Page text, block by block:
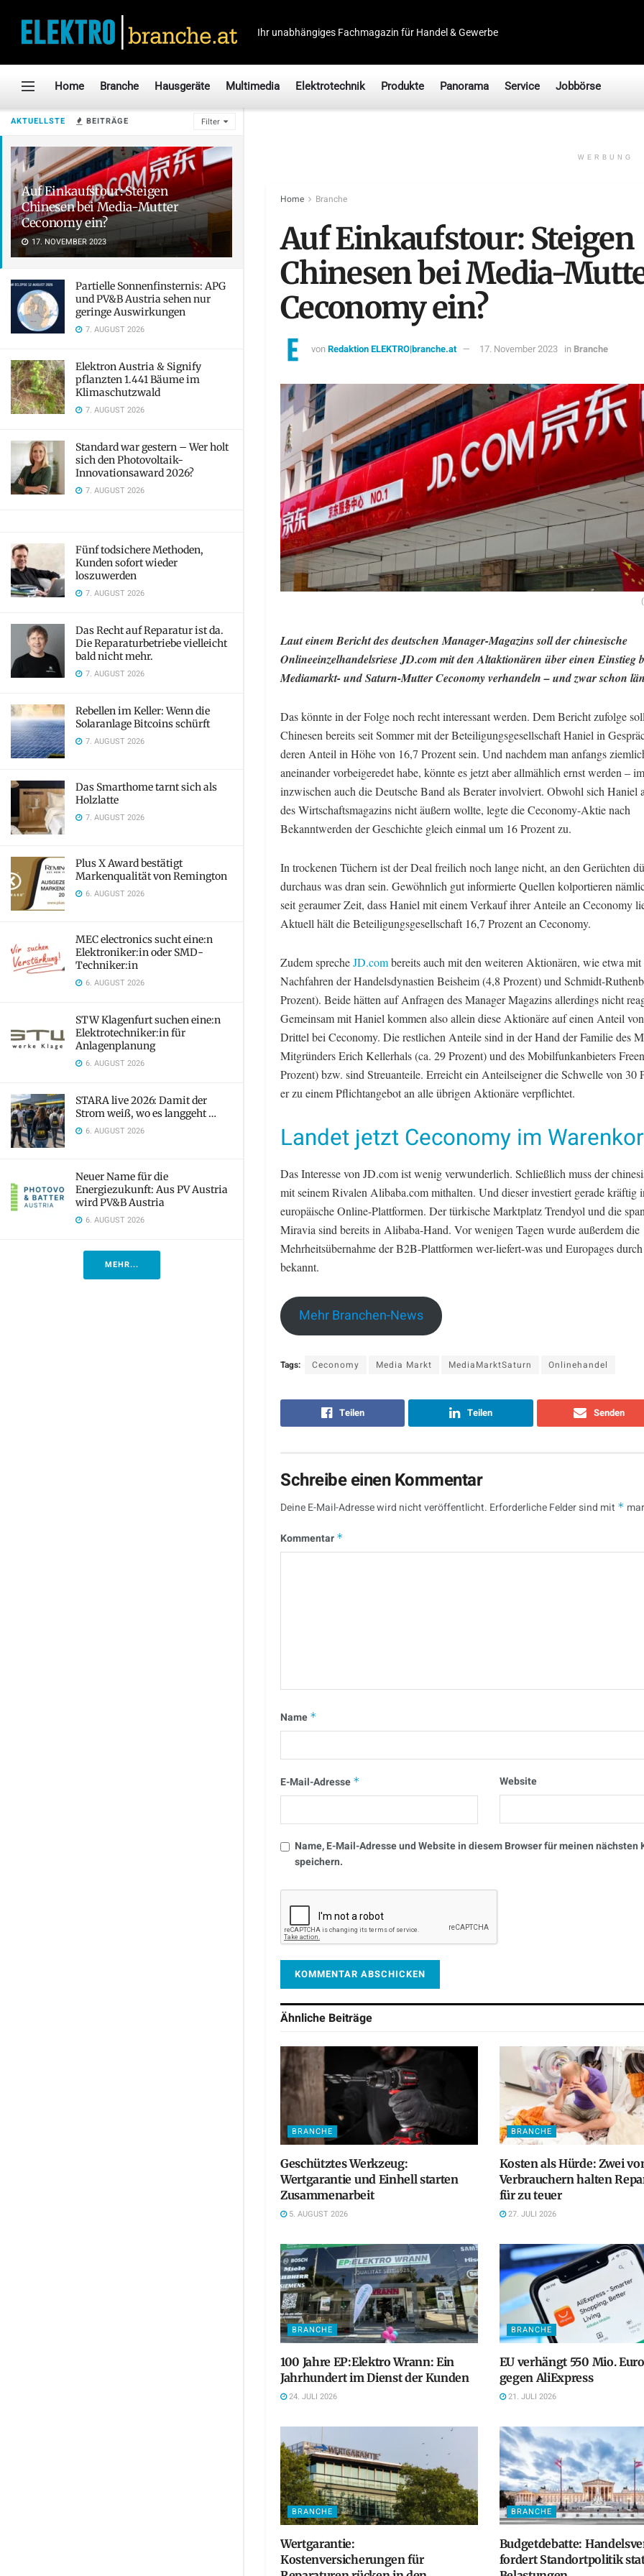
AKTUELLSTE BEITRÄGE Filter
Auf Einkaufstour: Steigen
Chinesen bei Media-Mutter
Ceconomy ein?
17. NOVEMBER 2023
Partielle Sonnenfinsternis: APG
und PV&B Austria sehen nur
geringe Auswirkungen
7. AUGUST 2026
Elektron Austria & Signify
pflanzten 1.441 Bäume im
Klimaschutzwald
7. AUGUST 2026
Standard war gestern – Wer holt
sich den Photovoltaik-
Innovationsaward 2026?
7. AUGUST 2026
Fünf todsichere Methoden,
Kunden sofort wieder
loszuwerden
7. AUGUST 2026
Das Recht auf Reparatur ist da.
Die Reparaturbetriebe vielleicht
bald nicht mehr.
7. AUGUST 2026
Rebellen im Keller: Wenn die
Solaranlage Bitcoins schürft
7. AUGUST 2026
Das Smarthome tarnt sich als
Holzlatte
7. AUGUST 2026
Plus X Award bestätigt
Markenqualität von Remington
6. AUGUST 2026
MEC electronics sucht eine:n
Elektroniker:in oder SMD-
Techniker:in
6. AUGUST 2026
STW Klagenfurt suchen eine:n
Elektrotechniker:in für
Anlagenplanung
6. AUGUST 2026
STARA live 2026: Damit der
Strom weiß, wo es langgeht …
6. AUGUST 2026
Neuer Name für die
Energiezukunft: Aus PV Austria
wird PV&B Austria
6. AUGUST 2026
MEHR...
Ihr unabhängiges Fachmagazin für Handel & Gewerbe
Home Branche Hausgeräte Multimedia Elektrotechnik Produkte Panorama Service Jobbörse
WERBUNG
Home Branche
Auf Einkaufstour: Steigen
Chinesen bei Media-
Ceconomy ein?
vonRedaktion ELEKTRO|branche.at 17. November 2023 in Branche
Laut einem Bericht des deutschen Manager-Magazins soll der chinesische
Onlineeinzelhandelsriese JD.com mit den Altaktionären über einen Einstieg
Mediamarkt- und Saturn-Mutter Ceconomy verhandeln – und zwar schon
Das könnte in der Folge noch recht interessant werden. Dem Bericht zufolge
Chinesen bereits seit Sommer mit der Beteiligungsgesellschaft Haniel in
deren Anteil in Höhe von 16,7 Prozent sein. Und nachdem man anfangs
aneinander vorbeigeredet habe, könnte es jetzt aber allmählich ernst werden –
inzwischen auch die Deutsche Band als Berater involviert. Obwohl sich Haniel
des Wirtschaftsmagazins nicht äußern wollte, legte die Ceconomy-Aktie nach
Bekanntwerden der Geschichte gleich einmal um 16 Prozent zu.
In trockenen Tüchern ist der Deal freilich noch lange nicht, an den Gerüchten
durchaus was dran sein. Gewöhnlich gut informierte Quellen kolportieren
seit geraumer Zeit, dass Haniel mit einem Verkauf ihrer Anteile an Ceconomy
Aktuell hält die Beteiligungsgesellschaft 16,7 Prozent an Ceconomy.
Zudem sprecheJD.combereits auch mit den weiteren Aktionären, wie etwa mit
Nachfahren der Handelsdynastien Beisheim (4,8 Prozent) und Schmidt-
Prozent). Beide hätten auf Anfragen des Manager Magazins allerdings nicht
Gemeinsam mit Haniel kommen also allein diese Aktionäre auf einen Anteil
Drittel bei Ceconomy. Die restlichen Anteile sind in der Hand der Familie des
Mitgründers Erich Kellerhals (ca. 29 Prozent) und des Mobilfunkanbieters
Prozent) bzw. sind Streuanteile. Erreicht ein Anteilseigner die Schwelle von 30
er zu einem Pflichtangebot an alle übrigen Aktionäre verpflichtet.
Landet jetzt Ceconomy im
Das Interesse von JD.com ist wenig verwunderlich. Schließlich muss der
mit seinem Rivalen Alibaba.com mithalten. Und dieser investiert gerade kräftig
europäische Online-Plattformen. Der türkische Marktplatz Trendyol und die
Miravia sind bereits in Alibaba-Hand. Vor wenigen Tagen wurde außerdem die
Mehrheitsübernahme der B2B-Plattformen wer-liefert-was und Europages
bekannt.
Mehr Branchen-News
Tags: Ceconomy Media Markt MediaMarktSaturn Onlinehandel
Teilen Teilen Senden
Schreibe einen Kommentar
Deine E-Mail-Adresse wird nicht veröffentlicht. Erforderliche Felder sind mit *
Kommentar *
Name *
E-Mail-Adresse * Website
Name, E-Mail-Adresse und Website in diesem Browser für meinen nächsten
speichern.
Ähnliche Beiträge
BRANCHE
Geschütztes Werkzeug:
Wertgarantie und Einhell starten
Zusammenarbeit
5. AUGUST 2026
BRANCHE
Kosten als Hürde: Zwei
Verbrauchern halten
für zu teuer
27. JULI 2026
BRANCHE
100 Jahre EP:Elektro Wrann: Ein
Jahrhundert im Dienst der Kunden
24. JULI 2026
BRANCHE
EU verhängt 550 Mio.
gegen AliExpress
21. JULI 2026
BRANCHE
Wertgarantie:
Kostenversicherungen für
BRANCHE
Budgetdebatte:
fordert Standortpolitik